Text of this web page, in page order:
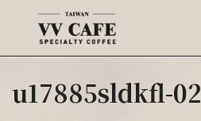
u17885sldkfl-02